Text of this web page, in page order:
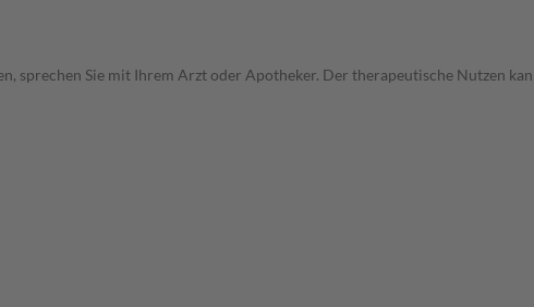
sprechen Sie mit Ihrem Arzt oder Apotheker. Der therapeutische Nutzen